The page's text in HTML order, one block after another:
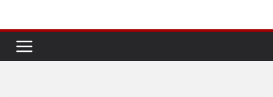
conteúdo